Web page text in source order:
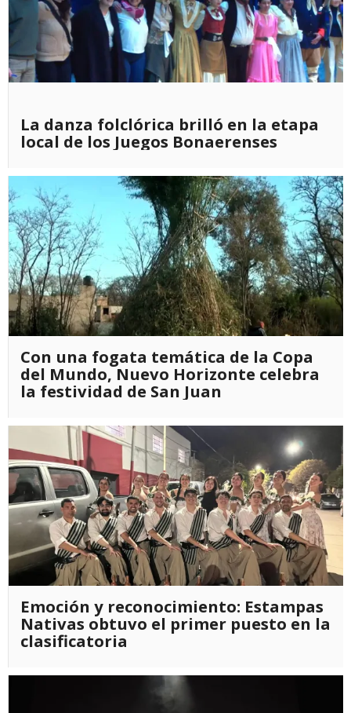
La danza folclórica brilló en la etapa
local de los Juegos Bonaerenses
Con una fogata temática de la Copa
del Mundo, Nuevo Horizonte celebra
la festividad de San Juan
Emoción y reconocimiento: Estampas
Nativas obtuvo el primer puesto en la
clasificatoria